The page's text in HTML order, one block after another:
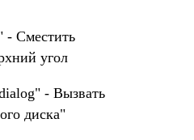
- Сместить
угол
- Вызвать
диска"